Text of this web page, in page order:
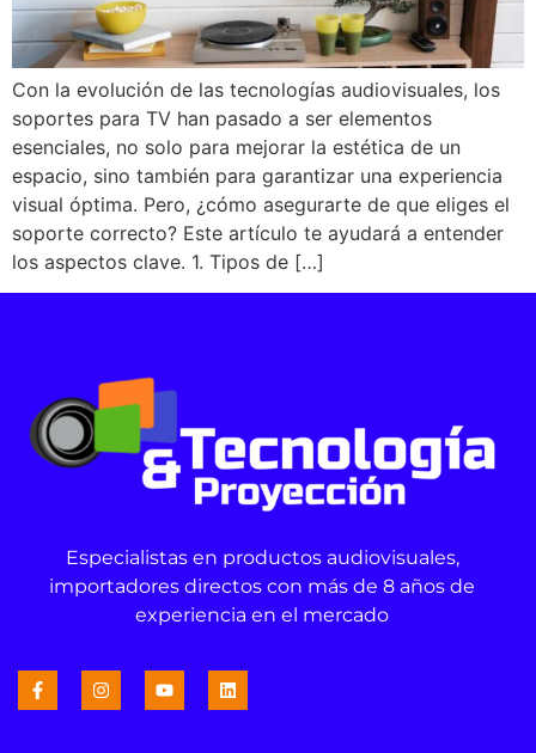
Con la evolución de las tecnologías audiovisuales, los
soportes para TV han pasado a ser elementos
esenciales, no solo para mejorar la estética de un
espacio, sino también para garantizar una experiencia
visual óptima. Pero, ¿cómo asegurarte de que eliges el
soporte correcto? Este artículo te ayudará a entender
los aspectos clave. 1. Tipos de […]
Especialistas en productos audiovisuales,
importadores directos con más de 8 años de
experiencia en el mercado